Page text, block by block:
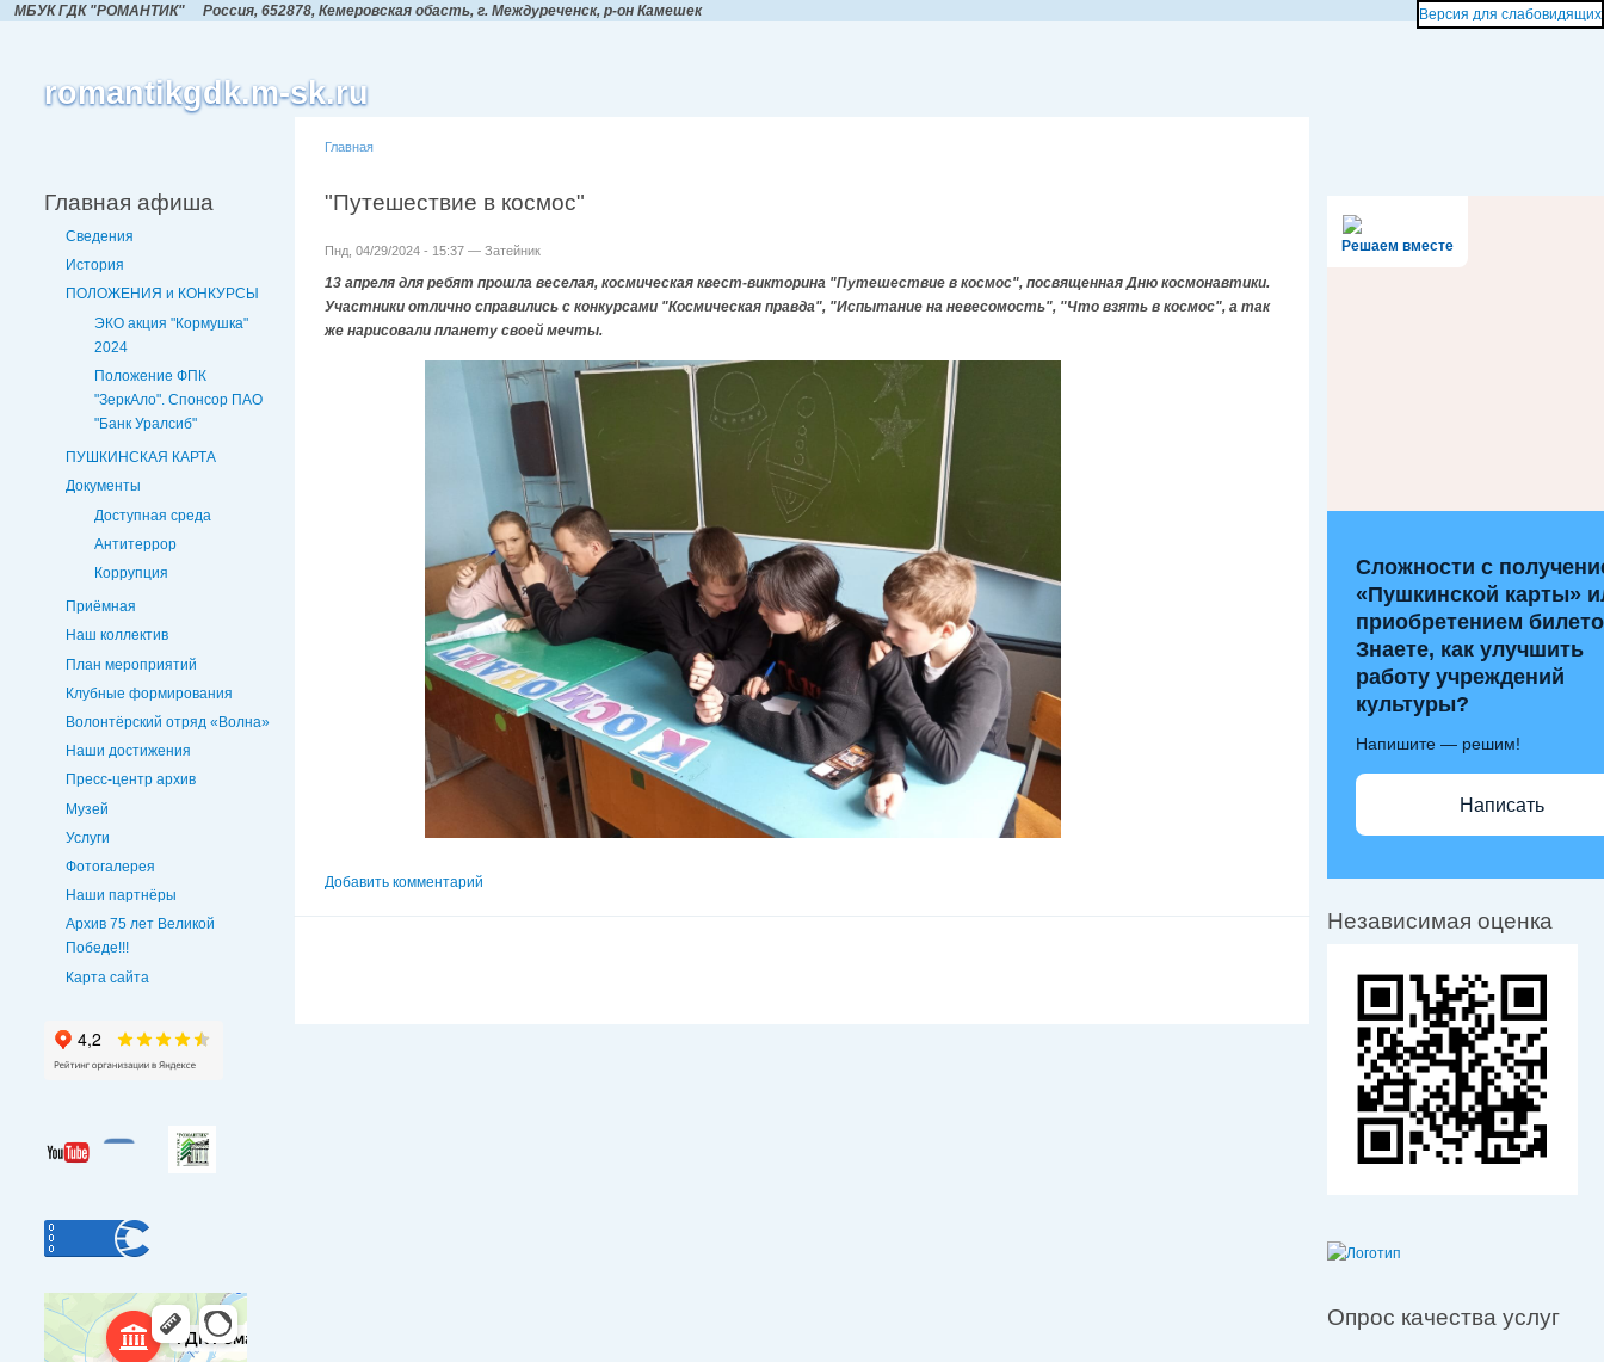
МБУК ГДК "РОМАНТИК" Россия, 652878, Кемеровская обасть, г. Междуреченск, р-он Камешек
romantikgdk.m-sk.ru
Главная афиша
Сведения
История
ПОЛОЖЕНИЯ и КОНКУРСЫ
ЭКО акция "Кормушка"
2024
Положение ФПК
"ЗеркАло". Спонсор ПАО
"Банк Уралсиб"
ПУШКИНСКАЯ КАРТА
Документы
Доступная среда
Антитеррор
Коррупция
Приёмная
Наш коллектив
План мероприятий
Клубные формирования
Волонтёрский отряд «Волна»
Наши достижения
Пресс-центр архив
Музей
Услуги
Фотогалерея
Наши партнёры
Архив 75 лет Великой
Победе!!!
Карта сайта
Главная
"Путешествие в космос"
Пнд, 04/29/2024 - 15:37 — Затейник
13 апреля для ребят прошла веселая, космическая квест-викторина "Путешествие в космос", посвященная Дню космонавтики.
Участники отлично справились с конкурсами "Космическая правда", "Испытание на невесомость", "Что взять в космос", а так
же нарисовали планету своей мечты.
Добавить комментарий
Версия для слабовидящих
Решаем вместе
Сложности с
«Пушкинской карты»
приобретением
Знаете, как улучшить
работу учреждений
культуры?
Напишите — решим!
Написать
Независимая оценка
Опрос качества услуг